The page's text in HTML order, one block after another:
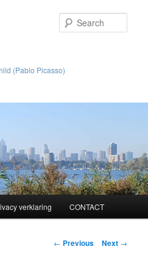
(Pablo Picasso)
verklaring CONTACT
Post
← Previous Next →